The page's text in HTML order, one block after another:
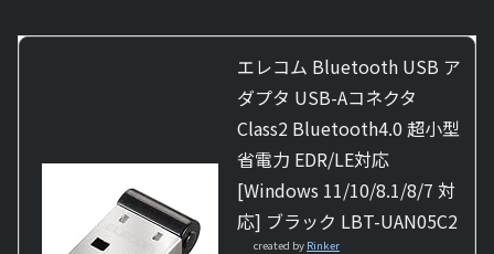
エレコム Bluetooth USB ア
ダプタ USB-Aコネクタ
Class2 Bluetooth4.0 超小型
省電力 EDR/LE対応
[Windows 11/10/8.1/8/7 対
応] ブラック LBT-UAN05C2
created by Rinker